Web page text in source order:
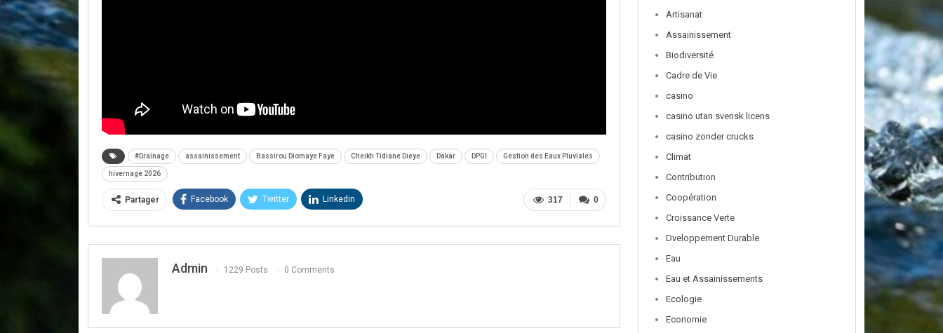
#Drainage assainissement Bassirou Diomaye Faye Cheikh Tidiane Dieye Dakar DPGI Gestion des Eaux Pluviales
hivernage 2026
0
317
Partager Facebook Twitter Linkedin
Admin 1229 Posts 0 Comments
Artisanat
Assainissement
Biodiversité
Cadre de Vie
casino
casino utan svensk licens
casino zonder crucks
Climat
Contribution
Coopération
Croissance Verte
Dveloppement Durable
Eau
Eau et Assainissements
Ecologie
Economie